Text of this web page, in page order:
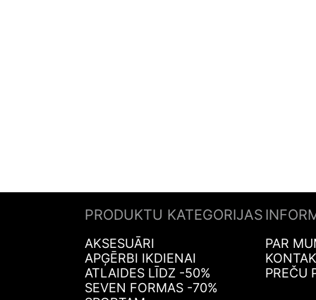
PRODUKTU KATEGORIJAS
AKSESUĀRI
APĢĒRBI IKDIENAI
ATLAIDES LĪDZ -50%
SEVEN FORMAS -70%
PAR
PREČU